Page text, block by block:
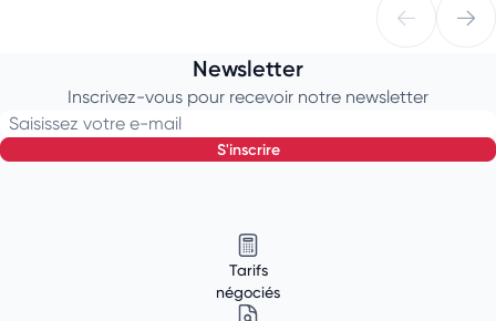
Newsletter
Inscrivez-vous pour recevoir notre newsletter
Saisissez votre e-mail
s'inscrire
Tarifs
négociés